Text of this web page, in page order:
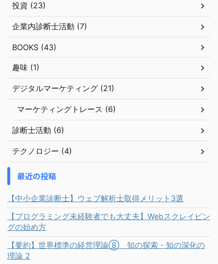
投資 (23)
企業内診断士活動 (7)
BOOKS (43)
趣味 (1)
デジタルマーケティング (21)
マーケティングトレース (6)
診断士活動 (6)
テクノロジー (4)
最近の投稿
【中小企業診断士】ウェブ解析士取得メリット3選
【プログラミング未経験者でも大丈夫】Webスクレイピン
グの始め方
【要約】世界標準の経営理論⑧ 知の探索・知の深化の
理論 2